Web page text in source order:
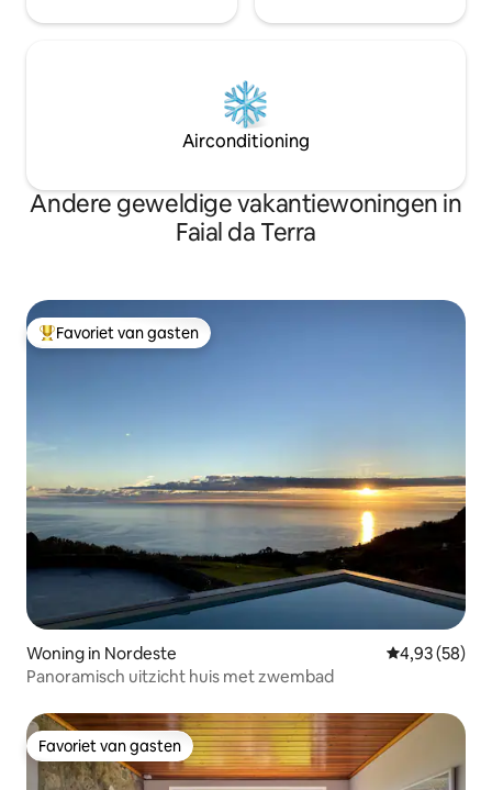
Airconditioning
Andere geweldige vakantiewoningen in
Faial da Terra
Topfavoriet van gasten
Favoriet van gasten
Woning in Nordeste Gemiddelde
4,93 (58)
Panoramisch uitzicht huis met zwembad
Favoriet van gasten
Favoriet van gasten